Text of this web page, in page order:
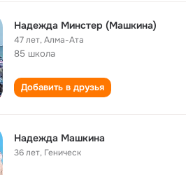
Надежда Минстер (Машкина)
47 лет,Алма-Ата
85 школа
Добавить в друзья
Надежда Машкина
36 лет, Геническ